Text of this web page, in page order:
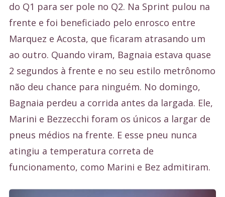
do Q1 para ser pole no Q2. Na Sprint pulou na
frente e foi beneficiado pelo enrosco entre
Marquez e Acosta, que ficaram atrasando um
ao outro. Quando viram, Bagnaia estava quase
2 segundos à frente e no seu estilo metrônomo
não deu chance para ninguém. No domingo,
Bagnaia perdeu a corrida antes da largada. Ele,
Marini e Bezzecchi foram os únicos a largar de
pneus médios na frente. E esse pneu nunca
atingiu a temperatura correta de
funcionamento, como Marini e Bez admitiram.